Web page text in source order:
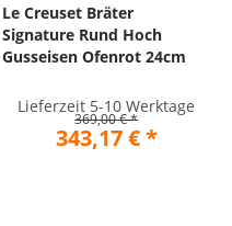
Le Creuset Bräter
Signature Rund Hoch
Gusseisen Ofenrot 24cm
Lieferzeit 5-10 Werktage
369,00 € *
343,17 € *